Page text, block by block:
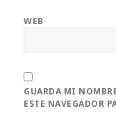
WEB
GUARDA MI
ESTE NAVEGADOR